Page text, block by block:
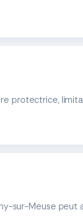
protectrice,
sur-Meuse peut